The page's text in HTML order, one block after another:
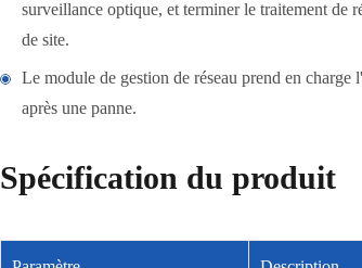
surveillance optique, et terminer le traitement de
de site.
Le module de gestion de réseau prend en
après une panne.
Spécification du produit